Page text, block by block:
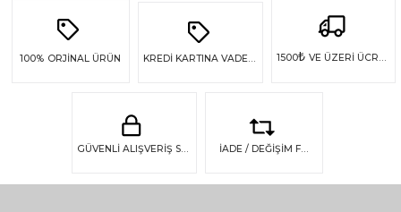
100% ORJİNAL ÜRÜN 1500₺ VE ÜZERİ ÜCRETSİZ KARGO
GÜVENLİ ALIŞVERİŞ SSL GÜVENLİĞİ İADE / DEĞİŞİM FIRSATI